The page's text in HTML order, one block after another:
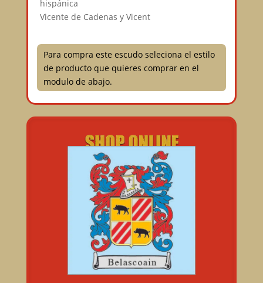
hispánica
Vicente de Cadenas y Vicent
Para compra este escudo seleciona el estilo
de producto que quieres comprar en el
modulo de abajo.